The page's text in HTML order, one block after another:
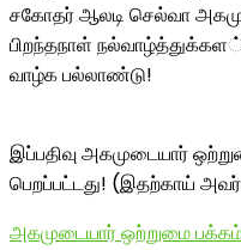
சகோதர் ஆலடி செல்வா
பிறந்தநாள் நல்வாழ்த்துக்கள
வாழ்க பல்லாண்டு!
இப்பதிவு அகமுடையார்
பெறப்பட்டது! (இதற்காய்
அகமுடையார் ஒற்றுமை